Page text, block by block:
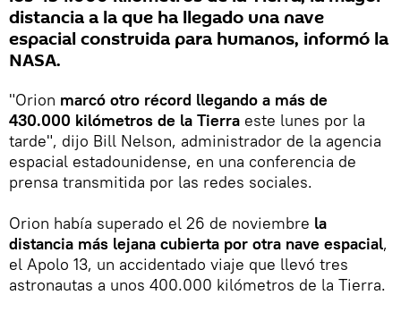
distancia a la que ha llegado una nave
espacial construida para humanos, informó la
NASA.
"Orion marcó otro récord llegando a más de
430.000 kilómetros de la Tierra este lunes por la
tarde", dijo Bill Nelson, administrador de la agencia
espacial estadounidense, en una conferencia de
prensa transmitida por las redes sociales.
Orion había superado el 26 de noviembre la
distancia más lejana cubierta por otra nave espacial,
el Apolo 13, un accidentado viaje que llevó tres
astronautas a unos 400.000 kilómetros de la Tierra.